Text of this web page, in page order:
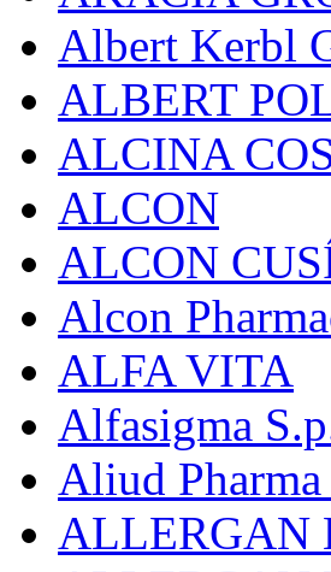
Albert Kerbl
ALBERT
ALCINA
ALCON
ALCON
Alcon
ALFA VITA
Alfasigma
Aliud
ALLERGAN